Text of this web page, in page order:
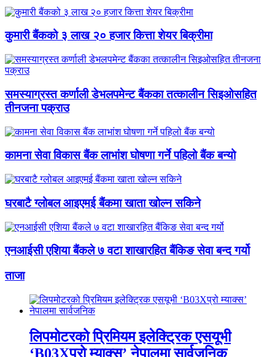
कुमारी बैंकको ३ लाख २० हजार कित्ता शेयर बिक्रीमा
समस्याग्रस्त कर्णाली डेभलपमेन्ट बैंकका तत्कालीन सिइओसहित
तीनजना पक्राउ
कामना सेवा विकास बैंक लाभांश घोषणा गर्ने पहिलो बैंक बन्यो
घरबाटै ग्लोबल आइएमई बैंकमा खाता खोल्न सकिने
एनआईसी एशिया बैंकले ७ वटा शाखारहित बैंकिङ सेवा बन्द गर्यो
ताजा
लिपमोटरको प्रिमियम इलेक्ट्रिक एसयूभी
‘B03Xप्रो म्याक्स’ नेपालमा सार्वजनिक